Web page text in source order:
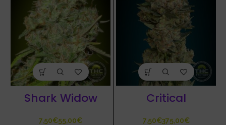
Shark Widow
€ €
Critical
€ €